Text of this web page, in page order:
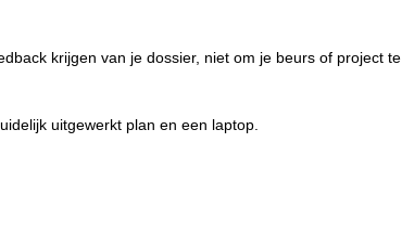
krijgen van je dossier, niet om je beurs of project te
uitgewerkt plan en een laptop.